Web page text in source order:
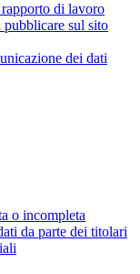
di lavoro
pubblicare sul sito
dei dati
o incompleta
da parte dei titolari